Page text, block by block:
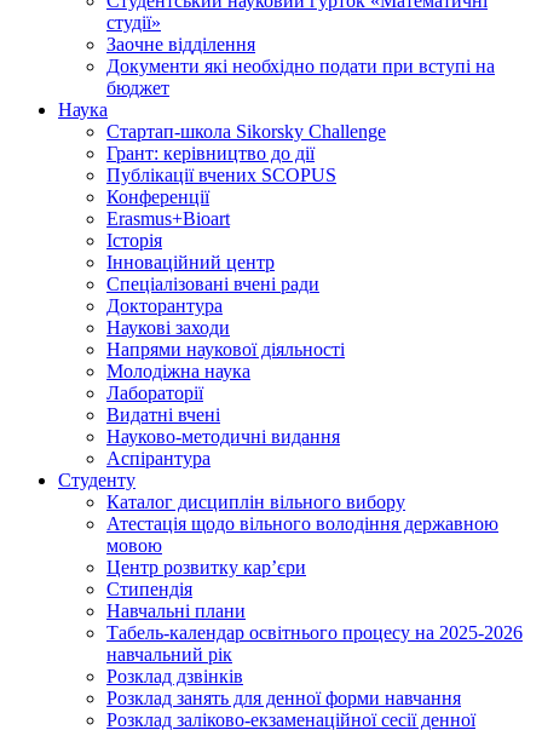
студії»
Заочне відділення
Документи які необхідно подати при вступі на
бюджет
Наука
Стартап-школа Sikorsky Challenge
Грант: керівництво до дії
Публікації вчених SCOPUS
Конференції
Erasmus+Bioart
Історія
Інноваційний центр
Спеціалізовані вчені ради
Докторантура
Наукові заходи
Напрями наукової діяльності
Молодіжна наука
Лабораторії
Видатні вчені
Науково-методичні видання
Аспірантура
Студенту
Каталог дисциплін вільного вибору
Атестація щодо вільного володіння державною
мовою
Центр розвитку кар’єри
Стипендія
Навчальні плани
Табель-календар освітнього процесу на 2025-2026
навчальний рік
Розклад дзвінків
Розклад занять для денної форми навчання
Розклад заліково-екзаменаційної сесії денної